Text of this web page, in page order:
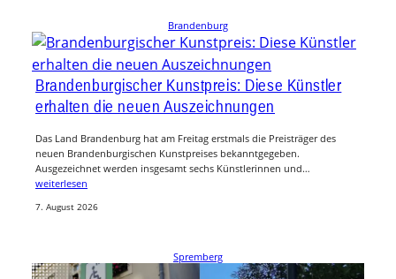
Brandenburg
Brandenburgischer Kunstpreis: Diese Künstler
erhalten die neuen Auszeichnungen
Das Land Brandenburg hat am Freitag erstmals die Preisträger des
neuen Brandenburgischen Kunstpreises bekanntgegeben.
Ausgezeichnet werden insgesamt sechs Künstlerinnen und…
weiterlesen
7. August 2026
Spremberg